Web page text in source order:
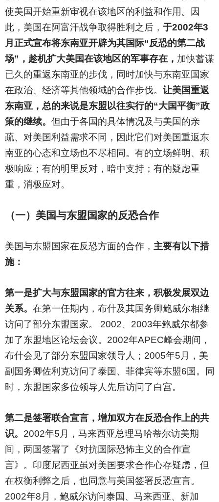
使美国开始重新审视在该地区的利益和作用。因
此，美国在阿富汗战争取得胜利之后， 于2002年3
月正式宣布将东南亚开辟为其国际“反恐的第二战
场”，趁机扩大美国在该地区的军事存在， 加快蓄谋
已久的重返东南亚的步伐，同时加快与东南亚国家
在政治、经济等其他领域的合作步伐。 让美国重返
东南亚，总的来说是东盟以往实行的“大国平衡”政
策的继续。 但由于各国的具体情况及与美国的亲
疏、对美国利益需求不同，因此它们对美国重返东
南亚的心态和立场也不尽相同。有的立场鲜明、积
极响应；有的明里反对，暗中支持；有的疑虑重
重，消极应对。
（一）美国与东盟国家的反恐合作
美国与东盟国家在反恐方面的合作， 主要有以下措
施：
第一是扩大与东盟国家的官方往来，积极发展双边
关系。 在第一任期内，布什及其国务卿鲍威尔相继
访问了部分东盟国家。 2002、2003年鲍威尔都参
加了东盟地区论坛会议。2002年APEC峰会期间，
布什会见了部分东盟国家领导人；2005年5月，美
副国务卿佐利克访问了泰国、菲律宾等东盟6国。同
时，东盟国家多位领导人先后访问了白宫。
第二是签署联合宣言，增加双方在反恐合作上的共
识。 2002年5月，马来西亚总理马哈蒂尔访美期
间，两国签署了《对抗国际恐怖主义的合作宣
言》。印度尼西亚虽对美国要求合作心存疑虑，但
在权衡利弊之后，也同意与美国签署反恐宣言。
2002年8月，鲍威尔访问泰国、马来西亚、新加